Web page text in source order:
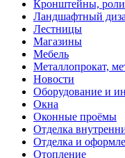
Кронштейны,
Ландшафтный
Лестницы
Магазины
Мебель
Металлопрокат,
Новости
Оборудование и
Окна
Оконные проёмы
Отделка
Отделка и
Отопление